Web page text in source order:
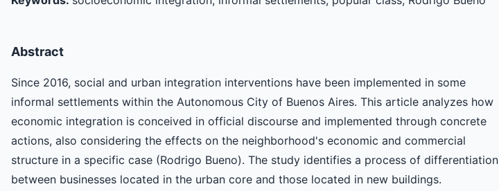
Abstract
Since 2016, social and urban integration interventions have been implemented in some
informal settlements within the Autonomous City of Buenos Aires. This article analyzes how
economic integration is conceived in official discourse and implemented through concrete
actions, also considering the effects on the neighborhood's economic and commercial
structure in a specific case (Rodrigo Bueno). The study identifies a process of differentiation
between businesses located in the urban core and those located in new buildings.